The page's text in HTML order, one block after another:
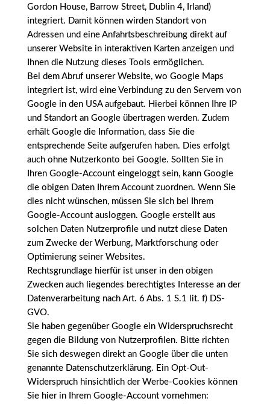
Gordon House, Barrow Street, Dublin 4, Irland)
integriert. Damit können wirden Standort von
Adressen und eine Anfahrtsbeschreibung direkt auf
unserer Website in interaktiven Karten anzeigen und
Ihnen die Nutzung dieses Tools ermöglichen.
Bei dem Abruf unserer Website, wo Google Maps
integriert ist, wird eine Verbindung zu den Servern von
Google in den USA aufgebaut. Hierbei können Ihre IP
und Standort an Google übertragen werden. Zudem
erhält Google die Information, dass Sie die
entsprechende Seite aufgerufen haben. Dies erfolgt
auch ohne Nutzerkonto bei Google. Sollten Sie in
Ihren Google-Account eingeloggt sein, kann Google
die obigen Daten Ihrem Account zuordnen. Wenn Sie
dies nicht wünschen, müssen Sie sich bei Ihrem
Google-Account ausloggen. Google erstellt aus
solchen Daten Nutzerprofile und nutzt diese Daten
zum Zwecke der Werbung, Marktforschung oder
Optimierung seiner Websites.
Rechtsgrundlage hierfür ist unser in den obigen
Zwecken auch liegendes berechtigtes Interesse an der
Datenverarbeitung nach Art. 6 Abs. 1 S.1 lit. f) DS-
GVO.
Sie haben gegenüber Google ein Widerspruchsrecht
gegen die Bildung von Nutzerprofilen. Bitte richten
Sie sich deswegen direkt an Google über die unten
genannte Datenschutzerklärung. Ein Opt-Out-
Widerspruch hinsichtlich der Werbe-Cookies können
Sie hier in Ihrem Google-Account vornehmen: